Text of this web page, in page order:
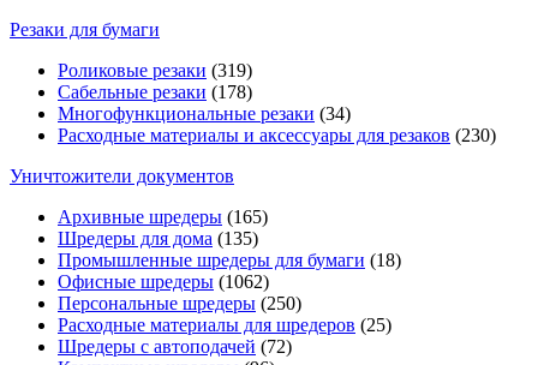
Резаки для бумаги
Роликовые резаки (319)
Сабельные резаки (178)
Многофункциональные резаки (34)
Расходные материалы и аксессуары для резаков (230)
Уничтожители документов
Архивные шредеры (165)
Шредеры для дома (135)
Промышленные шредеры для бумаги (18)
Офисные шредеры (1062)
Персональные шредеры (250)
Расходные материалы для шредеров (25)
Шредеры с автоподачей (72)